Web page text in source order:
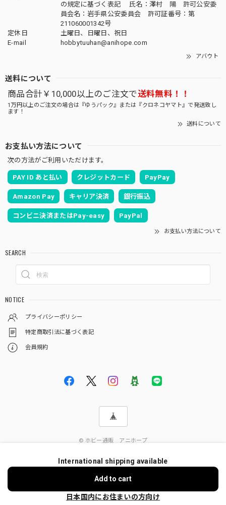
の規定に基づく表記 氏名：澤村 陽 許可公安委
員会名：岩手県公安委員会 許可証番号：第
211060001342号
定休日
土曜日、日曜日、祝日
E-mail
hobbytuuhan@anihope.com
アバウト
送料について
商品合計￥10,000以上のご注文で送料無料！！
1万円以上のご注文の場合は『ゆうパック』または『クロネコヤマト』で発送致し
ます！
送料について
お支払い方法について
次の方法がご利用いただけます。
PAY ID あと払い クレジットカード PayPay
Amazon Pay キャリア決済 銀行振込
コンビニ決済またはPay-easy PayPal
お支払い方法について
SEARCH
NOTICE
プライバシーポリシー
特定商取引法に基づく表記
会員規約
© ホビー通販 アニホープ
International shipping available
Add to cart
日本国内にお住まいの方向け
ショップに質問する